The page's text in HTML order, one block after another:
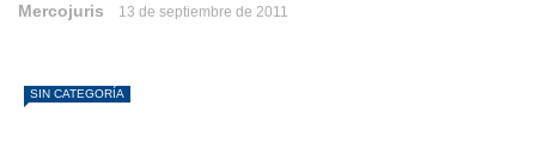
Mercojuris 13 de septiembre de 2011
SIN CATEGORÍA